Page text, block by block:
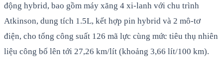
động hybrid, bao gồm máy xăng 4 xi-lanh với chu trình
Atkinson, dung tích 1.5L, kết hợp pin hybrid và 2 mô-tơ
điện, cho tổng công suất 126 mã lực cùng mức tiêu thụ nhiên
liệu công bố lên tới 27,26 km/lít (khoảng 3,66 lít/100 km).